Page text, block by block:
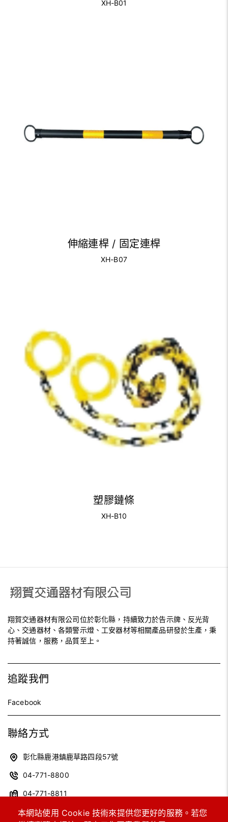
XH-B01
伸縮連桿 / 固定連桿
XH-B07
塑膠鏈條
XH-B10
本網站使用 Cookie 技術來提供您更好的服務。若您
翔賀交通器材有限公司位於彰化縣，持續致力於告示牌、反光背
心、交通器材、各類警示燈、工安器材等相關產品研發於生產，秉
持著誠信，服務，品質至上。
追蹤我們
Facebook
聯絡方式
彰化縣鹿港鎮鹿草路四段57號
04-771-8800
04-771-8811
xhin992@gmail.com